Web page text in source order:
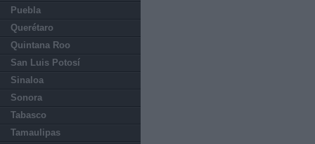
Puebla
Querétaro
Quintana Roo
San Luis Potosí
Sinaloa
Sonora
Tabasco
Tamaulipas